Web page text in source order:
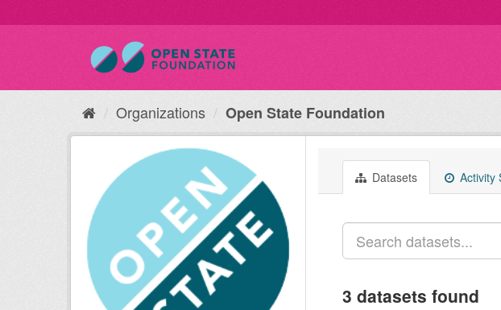
Organizations Open State Foundation
Datasets Activity
3 datasets found